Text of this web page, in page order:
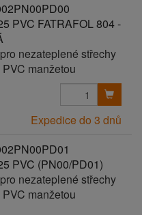
PVC FATRAFOL 804 -
nezateplené střechy
manžetou
Expedice do 3 dnů
PVC (PN00/PD01)
nezateplené střechy
manžetou